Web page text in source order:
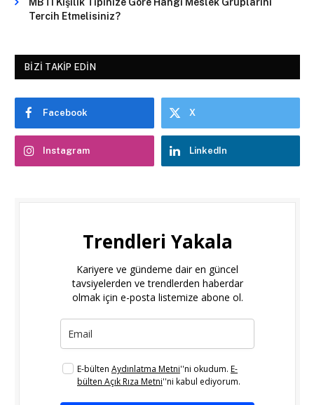
Tercih Etmelisiniz?
BIZI TAKIP EDIN
Facebook X
Instagram LinkedIn
Trendleri Yakala
Kariyere ve gündeme dair en güncel
tavsiyelerden ve trendlerden haberdar
olmak için e-posta listemize abone ol.
E-bülten Aydınlatma Metni''ni okudum. E-
bülten Açık Rıza Metni''ni kabul ediyorum.